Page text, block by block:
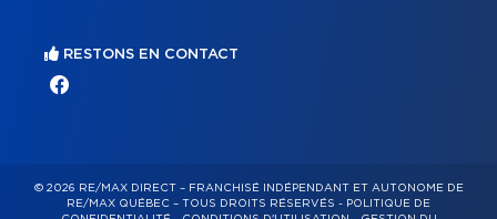
RESTONS EN CONTACT
© 2026 RE/MAX DIRECT – FRANCHISÉ INDÉPENDANT ET AUTONOME DE
RE/MAX QUÉBEC – TOUS DROITS RÉSERVÉS - POLITIQUE DE